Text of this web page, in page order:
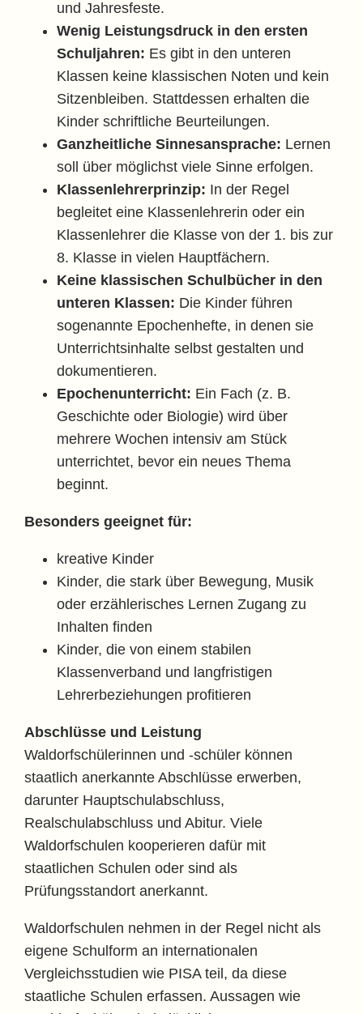
und Jahresfeste.
Wenig Leistungsdruck in den ersten
Schuljahren: Es gibt in den unteren
Klassen keine klassischen Noten und kein
Sitzenbleiben. Stattdessen erhalten die
Kinder schriftliche Beurteilungen.
Ganzheitliche Sinnesansprache: Lernen
soll über möglichst viele Sinne erfolgen.
Klassenlehrerprinzip: In der Regel
begleitet eine Klassenlehrerin oder ein
Klassenlehrer die Klasse von der 1. bis zur
8. Klasse in vielen Hauptfächern.
Keine klassischen Schulbücher in den
unteren Klassen: Die Kinder führen
sogenannte Epochenhefte, in denen sie
Unterrichtsinhalte selbst gestalten und
dokumentieren.
Epochenunterricht: Ein Fach (z. B.
Geschichte oder Biologie) wird über
mehrere Wochen intensiv am Stück
unterrichtet, bevor ein neues Thema
beginnt.
Besonders geeignet für:
kreative Kinder
Kinder, die stark über Bewegung, Musik
oder erzählerisches Lernen Zugang zu
Inhalten finden
Kinder, die von einem stabilen
Klassenverband und langfristigen
Lehrerbeziehungen profitieren
Abschlüsse und Leistung
Waldorfschülerinnen und -schüler können
staatlich anerkannte Abschlüsse erwerben,
darunter Hauptschulabschluss,
Realschulabschluss und Abitur. Viele
Waldorfschulen kooperieren dafür mit
staatlichen Schulen oder sind als
Prüfungsstandort anerkannt.
Waldorfschulen nehmen in der Regel nicht als
eigene Schulform an internationalen
Vergleichsstudien wie PISA teil, da diese
staatliche Schulen erfassen. Aussagen wie